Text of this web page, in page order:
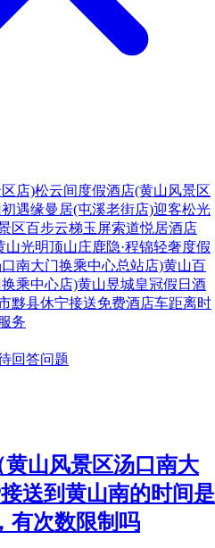
店)松云间度假酒店(黄山风景区
遇缘曼居(屯溪老街店)迎客松光
区百步云梯玉屏索道悦居酒店
山光明顶山庄鹿隐·程锦轻奢度假
南大门换乘中心总站店)黄山百
乘中心店)黄山昱城皇冠假日酒
黟县休宁接送免费酒店车距离时
服务
回答问题
黄山风景区汤口南大
送到黄山南的时间是
有次数限制吗